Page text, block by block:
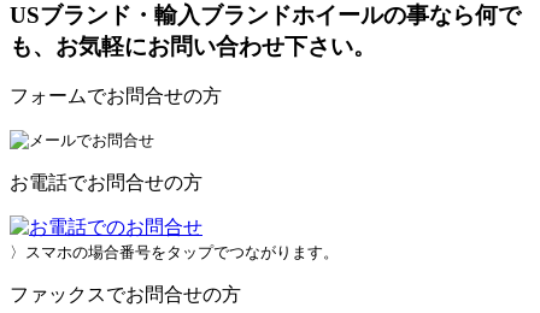
USブランド・輸入ブランドホイールの事なら何で
も、お気軽にお問い合わせ下さい。
フォームでお問合せの方
お電話でお問合せの方
〉スマホの場合番号をタップでつながります。
ファックスでお問合せの方